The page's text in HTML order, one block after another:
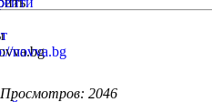
Просмотров: 2046